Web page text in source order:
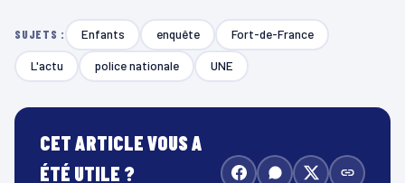
SUJETS : Enfants enquête Fort-de-France
L'actu police nationale UNE
CET ARTICLE VOUS A
ÉTÉ UTILE ?